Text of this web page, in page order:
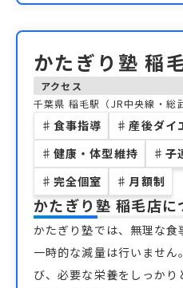
かたぎり塾 稲
アクセス
千葉県 稲毛駅（JR中央線・総
♯ 食事指導 ♯ 産後ダイ
♯ 健康・体型維持 ♯ 子
♯ 完全個室 ♯ 月額制
かたぎり塾 稲毛店に
かたぎり塾では、無理な
一時的な減量は行いませ
び、必要な栄養をしっか